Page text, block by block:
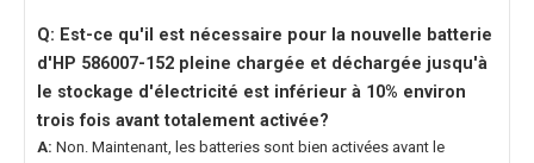
Q: Est-ce qu'il est nécessaire pour la nouvelle batterie
d'HP 586007-152 pleine chargée et déchargée jusqu'à
le stockage d'électricité est inférieur à 10% environ
trois fois avant totalement activée?
A: Non. Maintenant, les batteries sont bien activées avant le